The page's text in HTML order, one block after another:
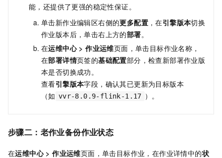
能，还提供了更强的稳定性保证。
单击新作业编辑区右侧的更多配置 ，在引擎版本切换
作业版本后，单击右上方的部署。
在运维中心>作业运维页面，单击目标作业名称，
在部署详情页签的基础配置部分，检查新部署作业版
本是否切换成功。
查看引擎版本字段，确认其已更新为目标版本
（如 vvr-8.0.9-flink-1.17 ）。
步骤二：老作业备份作业状态
在运维中心>作业运维页面，单击目标作业，在作业详情中的状